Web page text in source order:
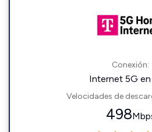
Conexión:
Internet 5G en
Velocidades de
498